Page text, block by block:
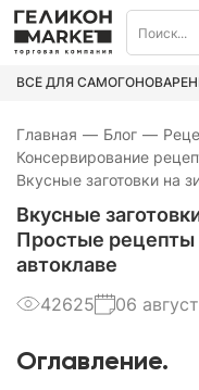
ВСЁ ДЛЯ
Главная — Блог —
Консервирование
Вкусные заготовки на
Вкусные
Простые рецепты
автоклаве
42625 06
Оглавление.